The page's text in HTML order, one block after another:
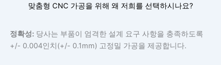
맞춤형 CNC 가공을 위해 왜 저희를 선택하시나요?
정확성: 당사는 부품이 엄격한 설계 요구 사항을 충족하도록
+/- 0.004인치(+/- 0.1mm) 고정밀 가공을 제공합니다.